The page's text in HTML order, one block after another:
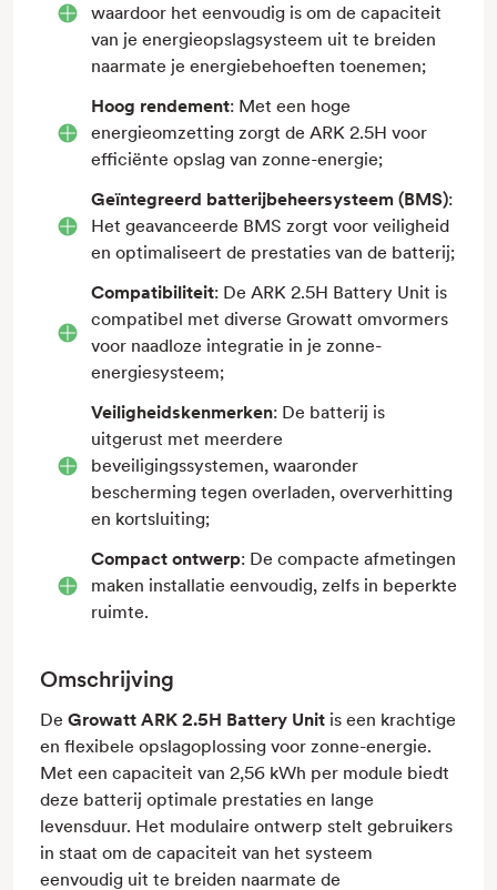
waardoor het eenvoudig is om de capaciteit
van je energieopslagsysteem uit te breiden
naarmate je energiebehoeften toenemen;
Hoog rendement: Met een hoge
energieomzetting zorgt de ARK 2.5H voor
efficiënte opslag van zonne-energie;
Geïntegreerd batterijbeheersysteem (BMS):
Het geavanceerde BMS zorgt voor veiligheid
en optimaliseert de prestaties van de batterij;
Compatibiliteit: De ARK 2.5H Battery Unit is
compatibel met diverse Growatt omvormers
voor naadloze integratie in je zonne-
energiesysteem;
Veiligheidskenmerken: De batterij is
uitgerust met meerdere
beveiligingssystemen, waaronder
bescherming tegen overladen, oververhitting
en kortsluiting;
Compact ontwerp: De compacte afmetingen
maken installatie eenvoudig, zelfs in beperkte
ruimte.
Omschrijving
De Growatt ARK 2.5H Battery Unit is een krachtige
en flexibele opslagoplossing voor zonne-energie.
Met een capaciteit van 2,56 kWh per module biedt
deze batterij optimale prestaties en lange
levensduur. Het modulaire ontwerp stelt gebruikers
in staat om de capaciteit van het systeem
eenvoudig uit te breiden naarmate de